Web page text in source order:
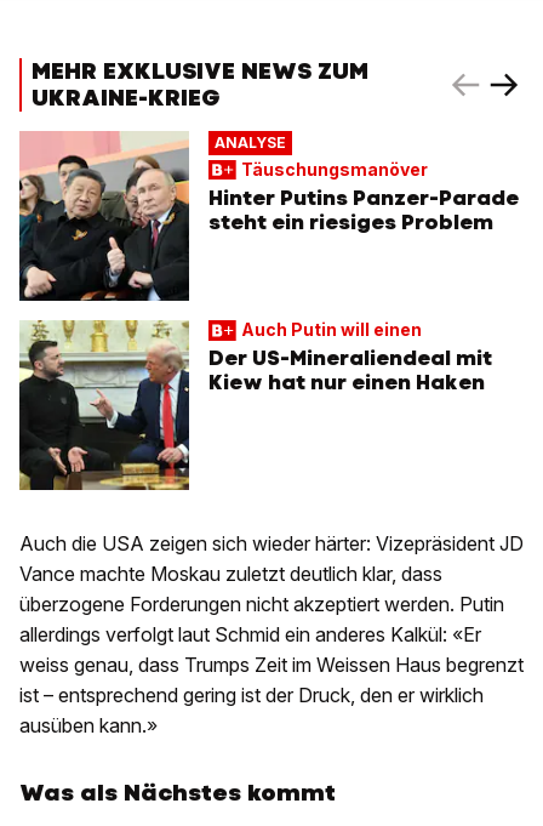
MEHR EXKLUSIVE NEWS ZUM
UKRAINE-KRIEG
ANALYSE
Täuschungsmanöver
Hinter Putins Panzer-Parade
steht ein riesiges Problem
Auch Putin will einen
Der US-Mineraliendeal mit
Kiew hat nur einen Haken
Auch die USA zeigen sich wieder härter: Vizepräsident JD
Vance machte Moskau zuletzt deutlich klar, dass
überzogene Forderungen nicht akzeptiert werden. Putin
allerdings verfolgt laut Schmid ein anderes Kalkül: «Er
weiss genau, dass Trumps Zeit im Weissen Haus begrenzt
ist – entsprechend gering ist der Druck, den er wirklich
ausüben kann.»
Was als Nächstes kommt